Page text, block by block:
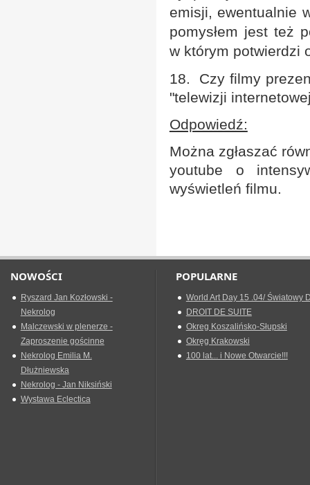
emisji, ewentualnie
pomysłem jest też
w którym potwierdzi
18. Czy filmy
"telewizji
Odpowiedź:
Można zgłaszać
youtube o
wyświetleń filmu.
NOWOŚCI
Ryszard Jan Kozłowski -
Nekrolog
Malczewski w plenerze -
Zaproszenie gościnne
Nekrolog Emilia M.
Dłużniewska
Nekrolog - Jan Niksiński
Wystawa Eclectica
POPULARNE
World Art Day 15 .04/ Światowy
DROIT DE SUITE
Okreg Koszalińsko-Słupski
Okręg Krakowski
100 lat... i Nowe Otwarcie!!!